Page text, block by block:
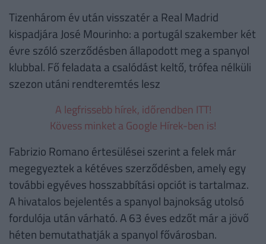
Tizenhárom év után visszatér a Real Madrid
kispadjára José Mourinho: a portugál szakember két
évre szóló szerződésben állapodott meg a spanyol
klubbal. Fő feladata a csalódást keltő, trófea nélküli
szezon utáni rendteremtés lesz
A legfrissebb hírek, időrendben ITT!
Kövess minket a Google Hírek-ben is!
Fabrizio Romano értesülései szerint a felek már
megegyeztek a kétéves szerződésben, amely egy
további egyéves hosszabbítási opciót is tartalmaz.
A hivatalos bejelentés a spanyol bajnokság utolsó
fordulója után várható. A 63 éves edzőt már a jövő
héten bemutathatják a spanyol fővárosban.